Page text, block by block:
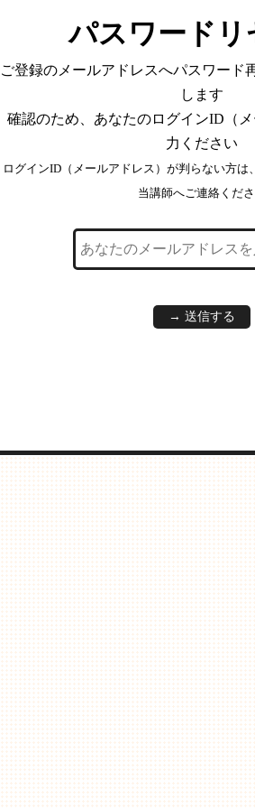
パスワードリ
ご登録のメールアドレスへパスワード
します
確認のため、あなたのログインID（
力ください
ログインID（メールアドレス）が判らない方は
当講師へご連絡くだ
→ 送信する